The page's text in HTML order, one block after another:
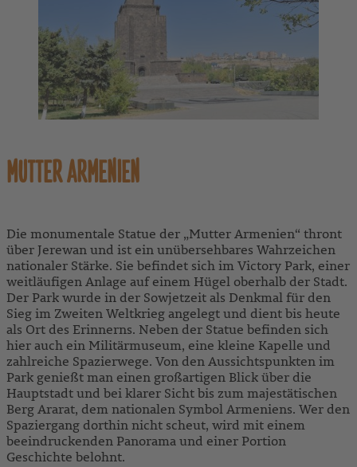
MUTTER ARMENIEN
Die monumentale Statue der „Mutter Armenien“ thront
über Jerewan und ist ein unübersehbares Wahrzeichen
nationaler Stärke. Sie befindet sich im Victory Park, einer
weitläufigen Anlage auf einem Hügel oberhalb der Stadt.
Der Park wurde in der Sowjetzeit als Denkmal für den
Sieg im Zweiten Weltkrieg angelegt und dient bis heute
als Ort des Erinnerns. Neben der Statue befinden sich
hier auch ein Militärmuseum, eine kleine Kapelle und
zahlreiche Spazierwege. Von den Aussichtspunkten im
Park genießt man einen großartigen Blick über die
Hauptstadt und bei klarer Sicht bis zum majestätischen
Berg Ararat, dem nationalen Symbol Armeniens. Wer den
Spaziergang dorthin nicht scheut, wird mit einem
beeindruckenden Panorama und einer Portion
Geschichte belohnt.